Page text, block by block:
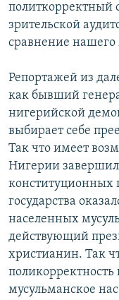
политкорректный
зрительской
сравнение
Репортажей из
как бывший
нигерийской
выбирает себе
Так что имеет
Нигерии завершил
конституционных
государства
населенных
действующий
христианин. Так
поликорректность
мусульманское